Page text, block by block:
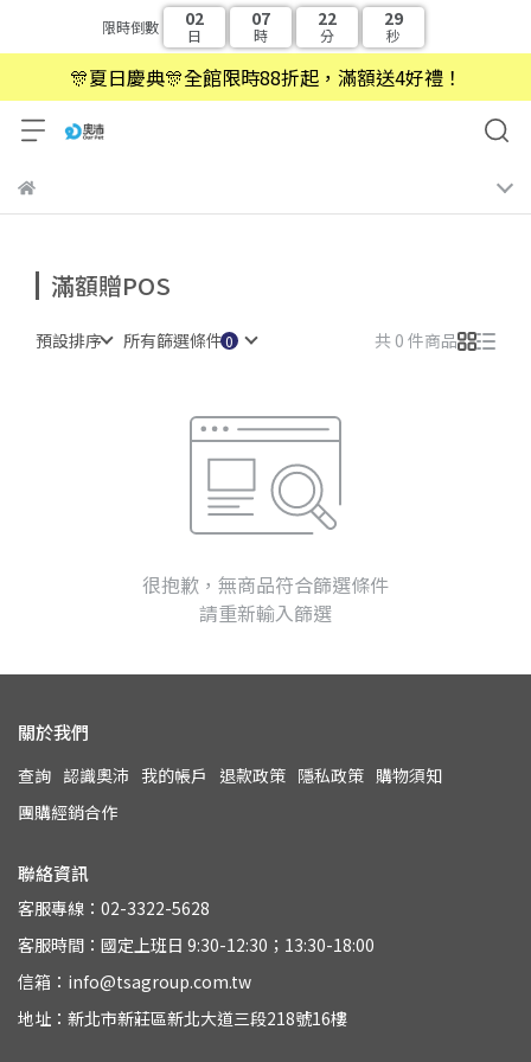
限時倒數 02
日
07
時
22
分
29
秒
🎊夏日慶典🎊全館限時88折起，滿額送4好禮！
滿額贈POS
預設排序 所有篩選條件 共 0 件商品
很抱歉，無商品符合篩選條件
請重新輸入篩選
關於我們
查詢 認識奧沛 我的帳戶 退款政策 隱私政策 購物須知
團購經銷合作
聯絡資訊
客服專線：02-3322-5628
客服時間：國定上班日 9:30-12:30；13:30-18:00
信箱：info@tsagroup.com.tw
地址：新北市新莊區新北大道三段218號16樓